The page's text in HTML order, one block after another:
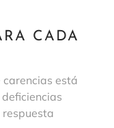
CADA
está